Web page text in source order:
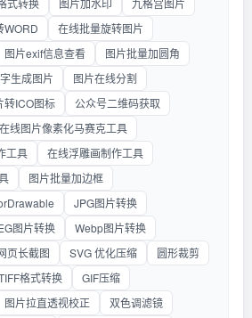
WORD
在线批量旋转图片
图片exif信息查看
图片批量加圆角
生成图片
图片在线分割
转ICO图标
公众号二维码获取
在线图片像素化马赛克工具
工具
在线浮雕画制作工具
图片批量加边框
JPG图片转换
图片转换
Webp图片转换
页长截图 SVG 优化压缩
圆形裁剪
格式转换
GIF压缩
图片拉直透视校正
双色调滤镜